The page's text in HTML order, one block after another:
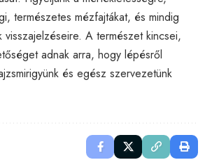
természetes mézfajtákat, és mindig
visszajelzéseire. A természet kincsei,
adnak arra, hogy lépésről
és egész szervezetünk